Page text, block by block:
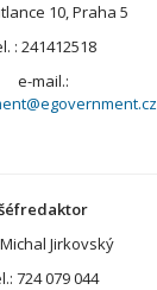
10, Praha 5
: 241412518
e-mail.:
Jirkovský
724 079 044